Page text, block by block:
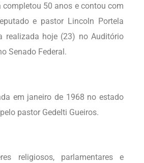
50 anos e contou com
e pastor Lincoln Portela
realizada hoje (23) no Auditório
Senado Federal.
em janeiro de 1968 no estado
pastor Gedelti Gueiros.
religiosos, parlamentares e